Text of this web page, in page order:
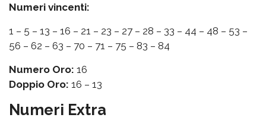
Numeri vincenti:
1 – 5 – 13 – 16 – 21 – 23 – 27 – 28 – 33 – 44 – 48 – 53 –
56 – 62 – 63 – 70 – 71 – 75 – 83 – 84
Numero Oro: 16
Doppio Oro: 16 – 13
Numeri Extra